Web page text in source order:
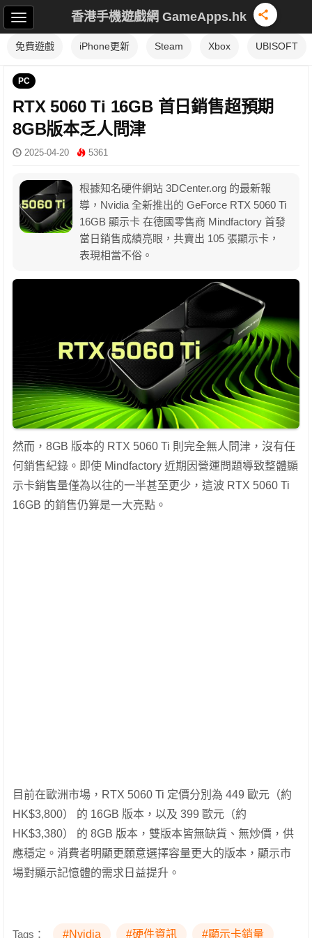
香港手機遊戲網 GameApps.hk
免費遊戲 iPhone更新 Steam Xbox UBISOFT
PC
RTX 5060 Ti 16GB 首日銷售超預期
8GB版本乏人問津
2025-04-20 5361
根據知名硬件網站 3DCenter.org 的最新報
導，Nvidia 全新推出的 GeForce RTX 5060 Ti
16GB 顯示卡 在德國零售商 Mindfactory 首發
當日銷售成績亮眼，共賣出 105 張顯示卡，
表現相當不俗。
然而，8GB 版本的 RTX 5060 Ti 則完全無人問津，沒有任
何銷售紀錄。即使 Mindfactory 近期因營運問題導致整體顯
示卡銷售量僅為以往的一半甚至更少，這波 RTX 5060 Ti
16GB 的銷售仍算是一大亮點。
目前在歐洲市場，RTX 5060 Ti 定價分別為 449 歐元（約
HK$3,800） 的 16GB 版本，以及 399 歐元（約
HK$3,380） 的 8GB 版本，雙版本皆無缺貨、無炒價，供
應穩定。消費者明顯更願意選擇容量更大的版本，顯示市
場對顯示記憶體的需求日益提升。
Tags： #Nvidia #硬件資訊 #顯示卡銷量